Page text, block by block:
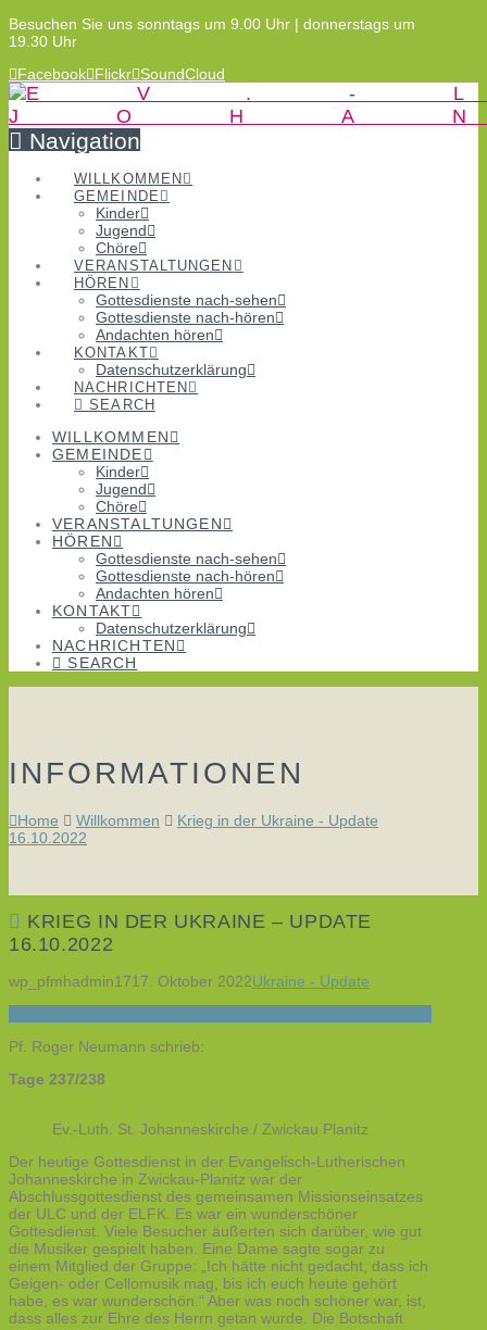
Besuchen Sie uns sonntags um 9.00 Uhr | donnerstags um
19.30 Uhr
Facebook Flickr SoundCloud
Navigation
WILLKOMMEN
GEMEINDE
Kinder
Jugend
Chöre
VERANSTALTUNGEN
HÖREN
Gottesdienste nach-sehen
Gottesdienste nach-hören
Andachten hören
KONTAKT
Datenschutzerklärung
NACHRICHTEN
SEARCH
WILLKOMMEN
GEMEINDE
Kinder
Jugend
Chöre
VERANSTALTUNGEN
HÖREN
Gottesdienste nach-sehen
Gottesdienste nach-hören
Andachten hören
KONTAKT
Datenschutzerklärung
NACHRICHTEN
SEARCH
INFORMATIONEN
Home Willkommen
Krieg in der Ukraine - Update
16.10.2022
KRIEG IN DER UKRAINE – UPDATE
16.10.2022
wp_pfmhadmin1717. Oktober 2022Ukraine - Update
Pf. Roger Neumann schrieb:
Tage 237/238
Ev.-Luth. St. Johanneskirche / Zwickau Planitz
Der heutige Gottesdienst in der Evangelisch-Lutherischen
Johanneskirche in Zwickau-Planitz war der
Abschlussgottesdienst des gemeinsamen Missionseinsatzes
der ULC und der ELFK. Es war ein wunderschöner
Gottesdienst. Viele Besucher äußerten sich darüber, wie gut
die Musiker gespielt haben. Eine Dame sagte sogar zu
einem Mitglied der Gruppe: „Ich hätte nicht gedacht, dass ich
Geigen- oder Cellomusik mag, bis ich euch heute gehört
habe, es war wunderschön.“ Aber was noch schöner war, ist,
dass alles zur Ehre des Herrn getan wurde. Die Botschaft